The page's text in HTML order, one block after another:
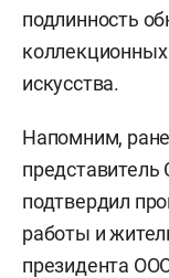
подлинность
искусства.
Напомним,
подтвердил
работы и
президента